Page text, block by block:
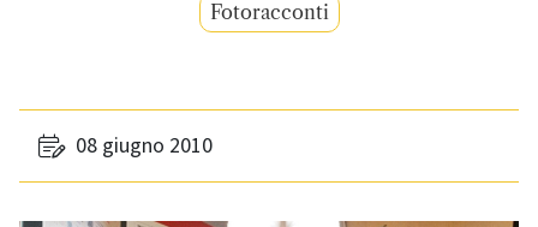
Fotoracconti
08 giugno 2010